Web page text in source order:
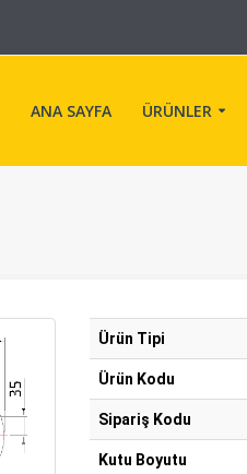
ANA SAYFA ÜRÜNLER
Ürün Tipi
Ürün Kodu
Sipariş Kodu
Kutu Boyutu